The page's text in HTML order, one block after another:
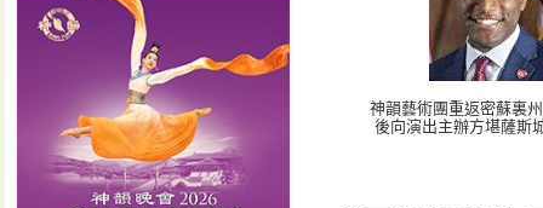
神韻藝術團重返密蘇裏
後向演出主辦方堪薩斯